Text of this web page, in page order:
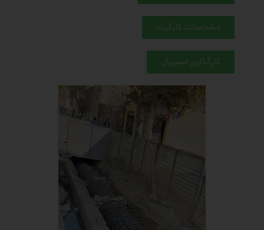
مشخصات کارگیت
کارگذاری اسپیرال